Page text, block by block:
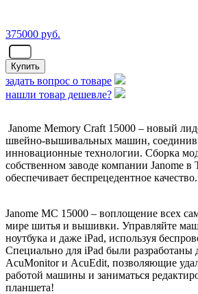
375000 руб.
задать вопрос о товаре
нашли товар дешевле?
Janome Memory Craft 15000 – новый
швейно-вышивальных машин,
инновационные технологии. Сборка
собственном заводе компании Janome
обеспечивает беспрецедентное качество.
Janome MC 15000 – воплощение всех
мире шитья и вышивки. Управляйте
ноутбука и даже iPad, используя
Специально для iPad были разработаны
AcuMonitor и AcuEdit, позволяющие
работой машины и заниматься
планшета!